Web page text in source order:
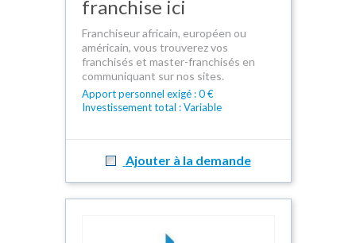
franchise ici
Franchiseur africain, européen ou
américain, vous trouverez vos
franchisés et master-franchisés en
communiquant sur nos sites.
Apport personnel exigé : 0 €
Investissement total : Variable
Ajouter à la demande